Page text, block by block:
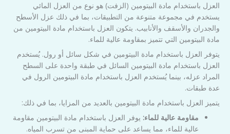
العزل باستخدام مادة البيتومين (الزفت) هو نوع من العزل المائي
يستخدم في مجموعة متنوعة من التطبيقات، بما في ذلك عزل الأسطح
والجدران والأسقف والأنابيب. يتكون العزل باستخدام مادة البيتومين من
مادة البيتومين التي تتميز بمقاومة عالية للماء.
يتوفر العزل باستخدام مادة البيتومين في شكل سائل أو رول. يُستخدم
العزل باستخدام مادة البيتومين السائل في طبقة واحدة على السطح
المراد عزله، بينما يُستخدم العزل باستخدام مادة البيتومين الرول في
عدة طبقات.
يتميز العزل باستخدام مادة البيتومين بالعديد من المزايا، بما في ذلك:
مقاومة عالية للماء: يوفر العزل باستخدام مادة البيتومين مقاومة
عالية للماء، مما يساعد على حماية المبنى من تسرب المياه.